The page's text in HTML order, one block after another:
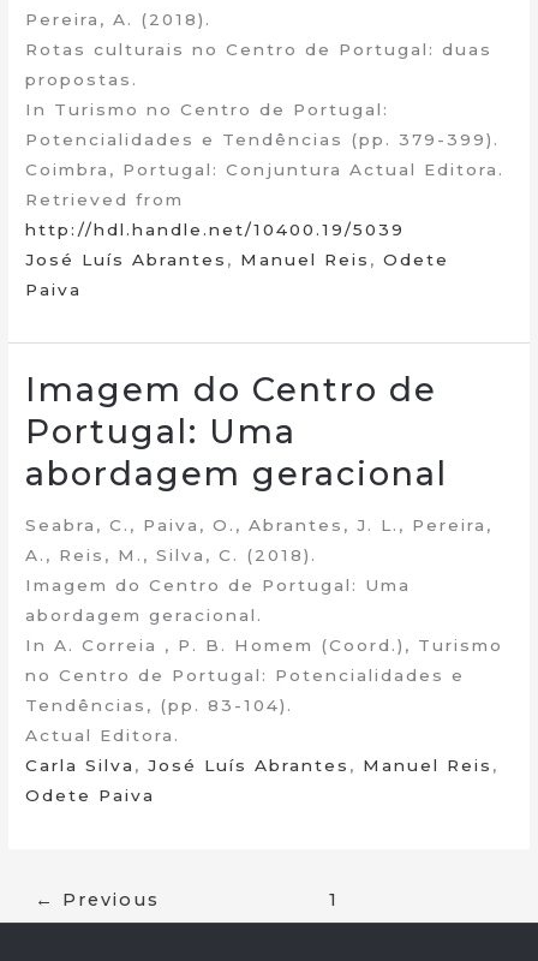
Pereira, A. (2018).
Rotas culturais no Centro de Portugal: duas
propostas.
In Turismo no Centro de Portugal:
Potencialidades e Tendências (pp. 379-399).
Coimbra, Portugal: Conjuntura Actual Editora.
Retrieved from
http://hdl.handle.net/10400.19/5039
José Luís Abrantes , Manuel Reis ,Odete
Paiva
Imagem do Centro de
Portugal: Uma
abordagem geracional
Seabra, C., Paiva, O., Abrantes, J. L., Pereira,
A., Reis, M., Silva, C. (2018).
Imagem do Centro de Portugal: Uma
abordagem geracional.
In A. Correia , P. B. Homem (Coord.), Turismo
no Centro de Portugal: Potencialidades e
Tendências, (pp. 83-104).
Actual Editora.
Carla Silva ,José Luís Abrantes , Manuel Reis ,
Odete Paiva
← Previous 1